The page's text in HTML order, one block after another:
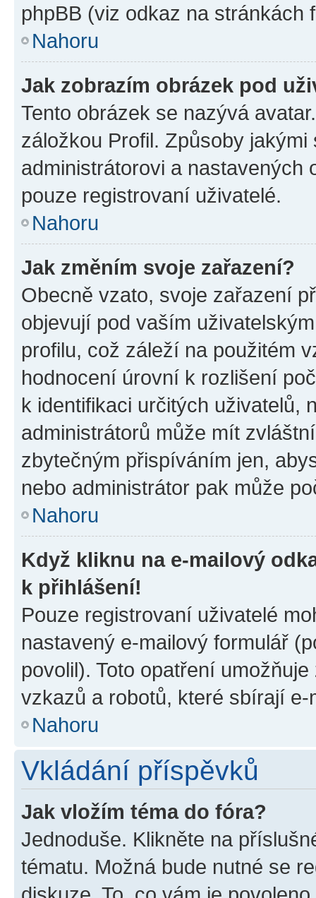
phpBB (viz odkaz na stránkách
Nahoru
Jak zobrazím obrázek pod
Tento obrázek se nazývá
záložkou Profil. Způsoby
administrátorovi a nastavených
pouze registrovaní uživatelé.
Nahoru
Jak změním svoje zařazení?
Obecně vzato, svoje zařazení
objevují pod vaším
profilu, což záleží na použitém
hodnocení úrovní k rozlišení
k identifikaci určitých uživatelů,
administrátorů může mít
zbytečným přispíváním jen,
nebo administrátor pak může
Nahoru
Když kliknu na e-mailový
k přihlášení!
Pouze registrovaní uživatelé
nastavený e-mailový formulář
povolil). Toto opatření
vzkazů a robotů, které sbírají e-
Nahoru
Vkládání příspěvků
Jak vložím téma do fóra?
Jednoduše. Klikněte na
tématu. Možná bude nutné se